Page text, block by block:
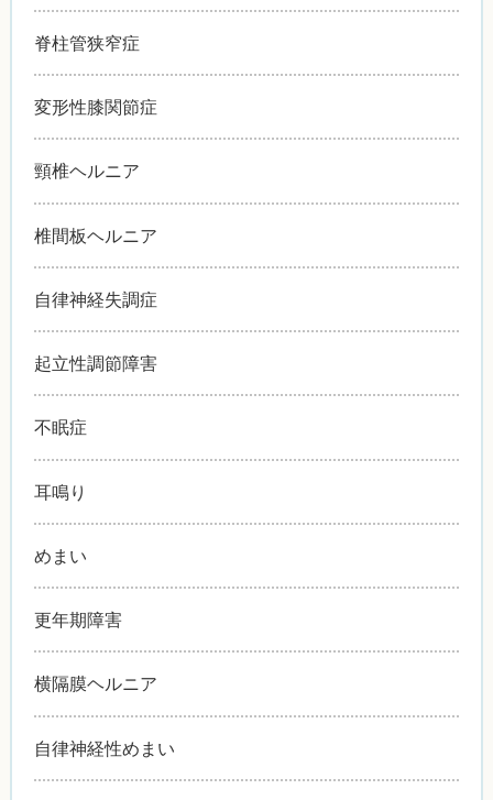
脊柱管狭窄症
変形性膝関節症
頸椎ヘルニア
椎間板ヘルニア
自律神経失調症
起立性調節障害
不眠症
耳鳴り
めまい
更年期障害
横隔膜ヘルニア
自律神経性めまい